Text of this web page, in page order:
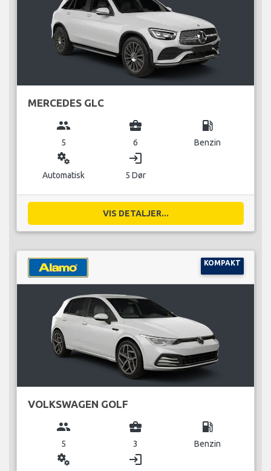
MERCEDES GLC
group
5
business_center
6
local_gas_station
Benzin
miscellaneous_services
Automatisk
login
5 Dør
VIS DETALJER...
KOMPAKT
VOLKSWAGEN GOLF
group
5
business_center
3
local_gas_station
Benzin
miscellaneous_services login